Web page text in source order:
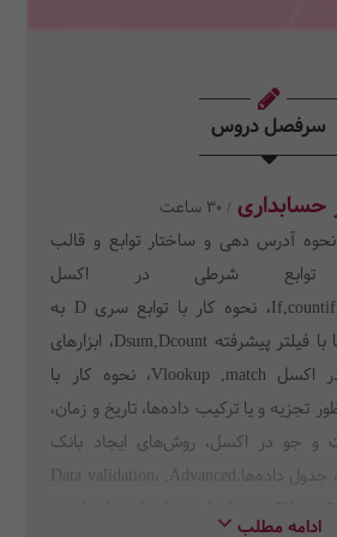
سرفصل دروس
/ 30 ساعت
آدرس دهی و ساختار توابع و قالب
توابع شرطی در اکسل
If,countif,countifs.sumif.sumifs، نحوه کار با توابع سری D به
منظور ترکیب فرمول‌ها با فیلتر پیشرفته Dsum,Dcount، ابزارهای
گرافیکی و نمودارها در اکسل Vlookup ,match، نحوه کار با
تجزیه و یا ترکیب داده‌ها، تاریخ و زمان،
و جو در اکسل، روش‌های ایجاد بانک
اطلاعاتی و ضبط ماکرو، جدول داده‌ها.Data validation، ,Advanced
ادامه مطلب